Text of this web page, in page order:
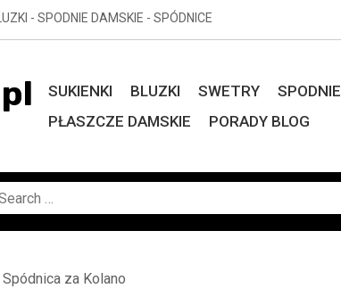
- SPODNIE DAMSKIE - SPÓDNICE
SUKIENKI BLUZKI SWETRY SPODNIE
PŁASZCZE DAMSKIE
PORADY BLOG
za Kolano